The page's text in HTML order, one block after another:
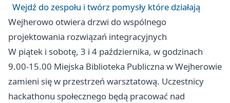
Wejdź do zespołu i twórz pomysły które działają
Wejherowo otwiera drzwi do wspólnego
projektowania rozwiązań integracyjnych
W piątek i sobotę, 3 i 4 października, w godzinach
9.00-15.00 Miejska Biblioteka Publiczna w Wejherowie
zamieni się w przestrzeń warsztatową. Uczestnicy
hackathonu społecznego będą pracować nad